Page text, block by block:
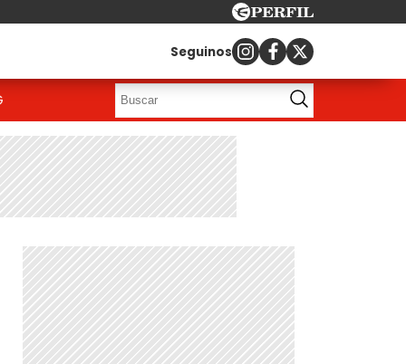
Seguinos